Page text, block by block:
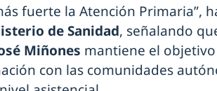
fuerte la Atención Primaria”,
de Sanidad, señalando
Miñones mantiene el
con las comunidades